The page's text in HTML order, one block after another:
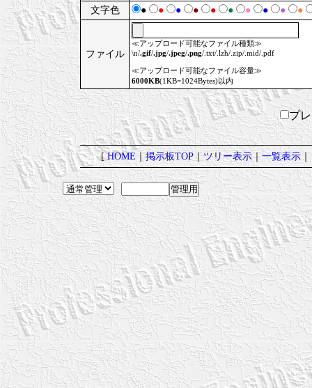
文字色 ● ● ● ● ● ● ● ● ● ●
ファイル
≪アップロード可能なファイル種類≫
\n/.gif/.jpg/.jpeg/.png/.txt/.lzh/.zip/.mid/.pdf
≪アップロード可能なファイル容量≫
6000KB(1KB=1024Bytes)以内
プ
[HOME｜掲示板TOP｜ツリー表示｜一覧表示｜